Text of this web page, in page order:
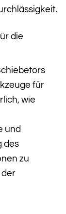
die
für
wie
und
des
zu
der